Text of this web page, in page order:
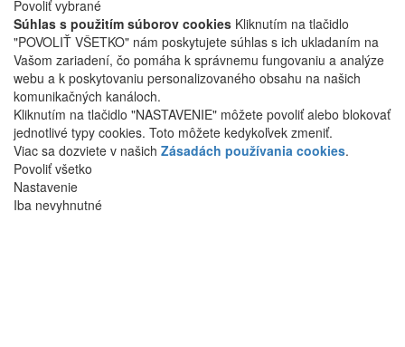
Povoliť vybrané
Súhlas s použitím súborov cookies Kliknutím na tlačidlo
"POVOLIŤ VŠETKO" nám poskytujete súhlas s ich ukladaním na
Vašom zariadení, čo pomáha k správnemu fungovaniu a analýze
webu a k poskytovaniu personalizovaného obsahu na našich
komunikačných kanáloch.
Kliknutím na tlačidlo "NASTAVENIE" môžete povoliť alebo blokovať
jednotlivé typy cookies. Toto môžete kedykoľvek zmeniť.
Viac sa dozviete v našich Zásadách používania cookies.
Povoliť všetko
Nastavenie
Iba nevyhnutné